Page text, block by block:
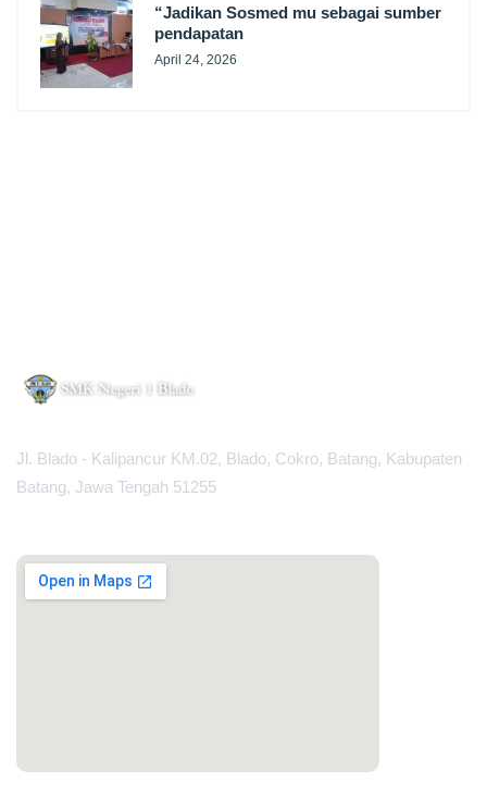
“Jadikan Sosmed mu sebagai sumber
pendapatan
April 24, 2026
Jl. Blado - Kalipancur KM.02, Blado, Cokro, Batang, Kabupaten
Batang, Jawa Tengah 51255